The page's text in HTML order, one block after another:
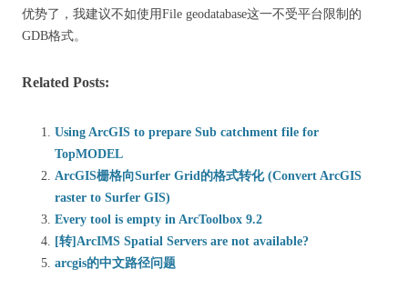
优势了，我建议不如使用File geodatabase这一不受平台限制的
GDB格式。
Related Posts:
Using ArcGIS to prepare Sub catchment file for
TopMODEL
ArcGIS栅格向Surfer Grid的格式转化 (Convert ArcGIS
raster to Surfer GIS)
Every tool is empty in ArcToolbox 9.2
[转]ArcIMS Spatial Servers are not available?
arcgis的中文路径问题